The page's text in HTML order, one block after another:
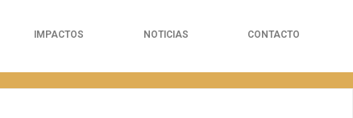
IMPACTOS NOTICIAS CONTACTO